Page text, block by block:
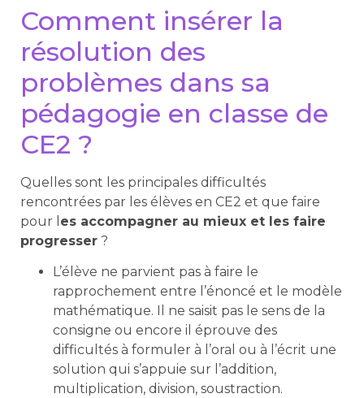
Comment insérer la
résolution des
problèmes dans sa
pédagogie en classe de
CE2 ?
Quelles sont les principales difficultés
rencontrées par les élèves en CE2 et que faire
pour l es accompagner au mieux et les faire
progresser ?
L’élève ne parvient pas à faire le
rapprochement entre l’énoncé et le modèle
mathématique. Il ne saisit pas le sens de la
consigne ou encore il éprouve des
difficultés à formuler à l’oral ou à l’écrit une
solution qui s’appuie sur l’addition,
multiplication, division, soustraction.